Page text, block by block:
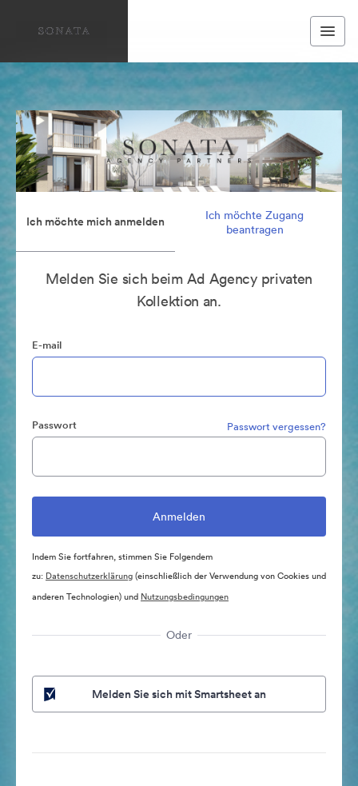
Ich möchte mich anmelden
Ich möchte Zugang
beantragen
Melden Sie sich beim Ad Agency privaten
Kollektion an.
E-mail
Passwort Passwort vergessen?
Indem Sie fortfahren, stimmen Sie Folgendem
zu: Datenschutzerklärung(einschließlich der Verwendung von Cookies und
anderen Technologien) und Nutzungsbedingungen
Oder
Melden Sie sich mit Smartsheet an